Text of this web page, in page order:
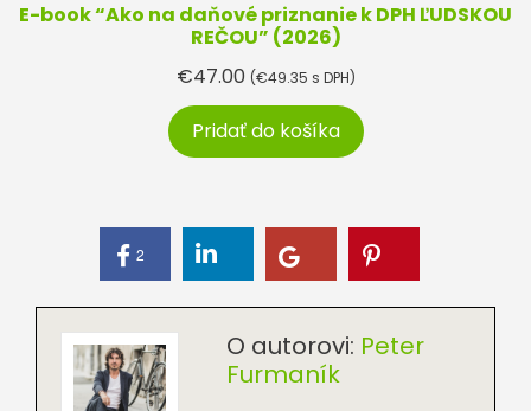
E-book “Ako na daňové priznanie k DPH ĽUDSKOU
REČOU” (2026)
€47.00 (€49.35 s DPH)
Pridať do košíka
2
O autorovi: Peter
Furmaník